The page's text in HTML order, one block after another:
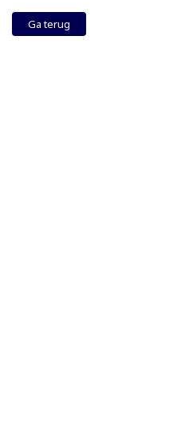
Ga terug